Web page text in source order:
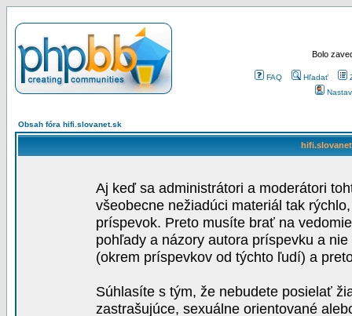
Bolo
FAQ Hľadať
Obsah fóra hifi.slovanet.sk
Aj keď sa administrátori a moderátori
všeobecne nežiadúci materiál tak
príspevok. Preto musíte brať na
pohľady a názory autora príspevku a
(okrem príspevkov od týchto ľudí) a
Súhlasíte s tým, že nebudete posielať
zastrašujúce, sexuálne orientované